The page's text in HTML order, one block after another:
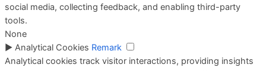
social media, collecting feedback, and enabling third-party
tools.
None
► Analytical Cookies Remark
Analytical cookies track visitor interactions, providing insights